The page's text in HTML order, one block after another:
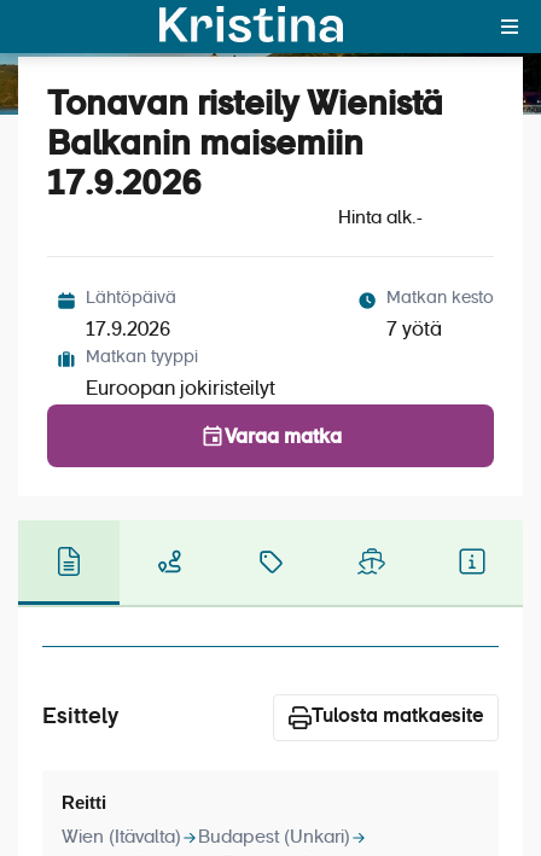
MAJAKKA-portaali
Suosikit
OTA YHTEYTTÄ
Kohteet
Laivat
Hyvä tietää
Katso kuvat (8)
Tonavan risteily Wienistä
Balkanin maisemiin
17.9.2026
Hinta alk.-
Lähtöpäivä
17.9.2026
Matkan kesto
7 yötä
Matkan tyyppi
Euroopan jokiristeilyt
Varaa matka
Esittely Tulosta matkaesite
Reitti
Wien (Itävalta)
Budapest (Unkari)